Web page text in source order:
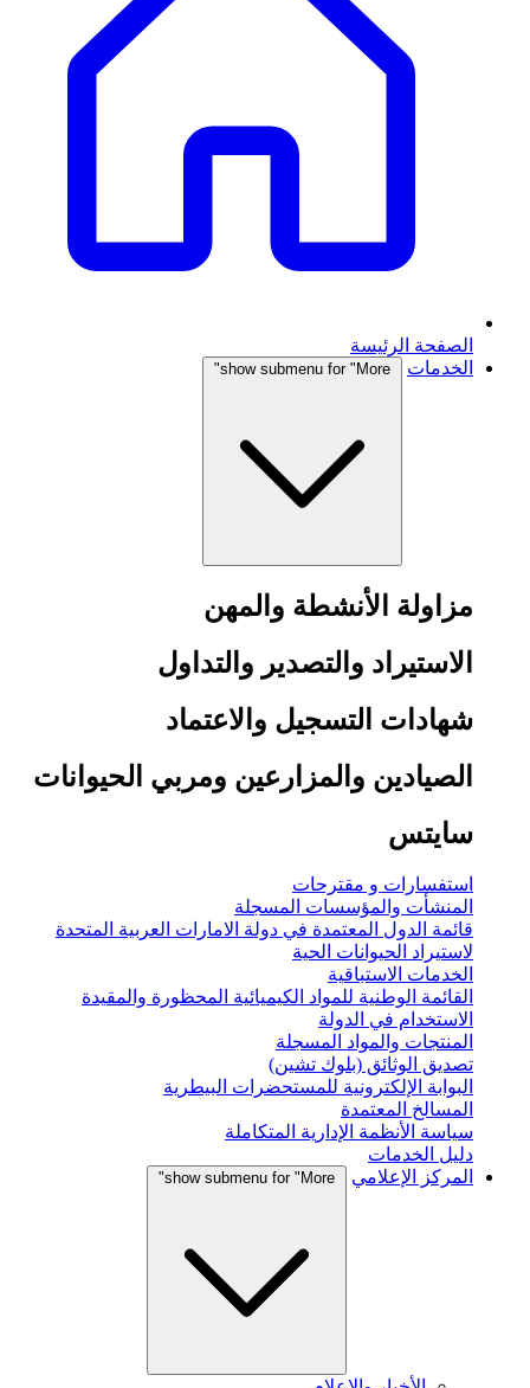
الصفحة الرئيسة
الخدمات
show submenu for "More"
مزاولة الأنشطة والمهن
الاستيراد والتصدير والتداول
شهادات التسجيل والاعتماد
الصيادين والمزارعين ومربي الحيوانات
سايتس
استفسارات و مقترحات
المنشأت والمؤسسات المسجلة
قائمة الدول المعتمدة في دولة الامارات العربية المتحدة
لاستيراد الحيوانات الحية
الخدمات الاستباقية
القائمة الوطنية للمواد الكيميائية المحظورة والمقيدة
الاستخدام في الدولة
المنتجات والمواد المسجلة
تصديق الوثائق (بلوك تشين)
البوابة الإلكترونية للمستحضرات البيطرية
المسالخ المعتمدة
سياسة الأنظمة الإدارية المتكاملة
دليل الخدمات
المركز الإعلامي
show submenu for "More"